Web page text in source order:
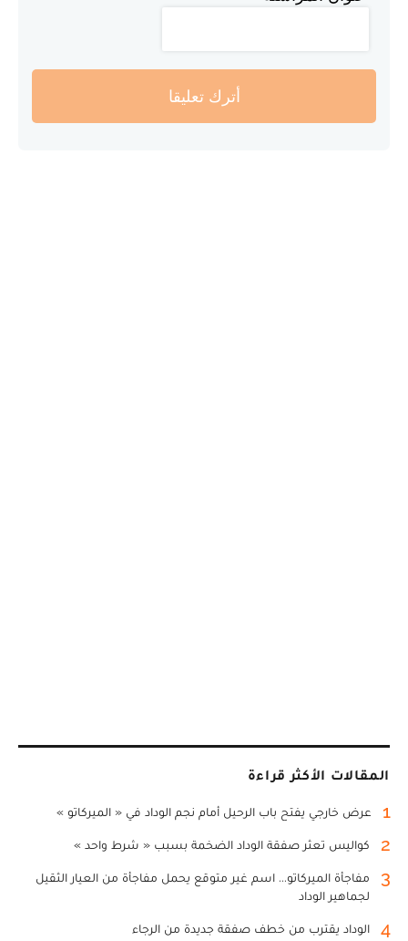
أترك تعليقا
المقالات الأكثر قراءة
1 عرض خارجي يفتح باب الرحيل أمام نجم الوداد في « الميركاتو »
2 كواليس تعثر صفقة الوداد الضخمة بسبب « شرط واحد »
3
مفاجأة الميركاتو... اسم غير متوقع يحمل مفاجأة من العيار الثقيل
لجماهير الوداد
4 الوداد يقترب من خطف صفقة جديدة من الرجاء